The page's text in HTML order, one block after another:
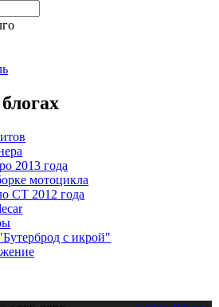
2013 года
мотоцикла
СТ 2012 года
с икрой"